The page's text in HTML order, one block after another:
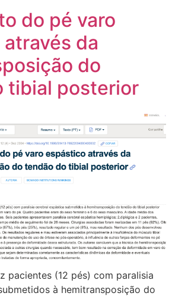
do pé varo
da
do
tibial posterior
pacientes (12 pés) com paralisia
à hemitransposição do